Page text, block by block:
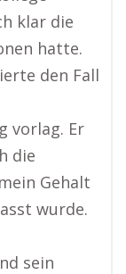
klar die
hatte.
den Fall
vorlag. Er
die
Gehalt
wurde.
sein